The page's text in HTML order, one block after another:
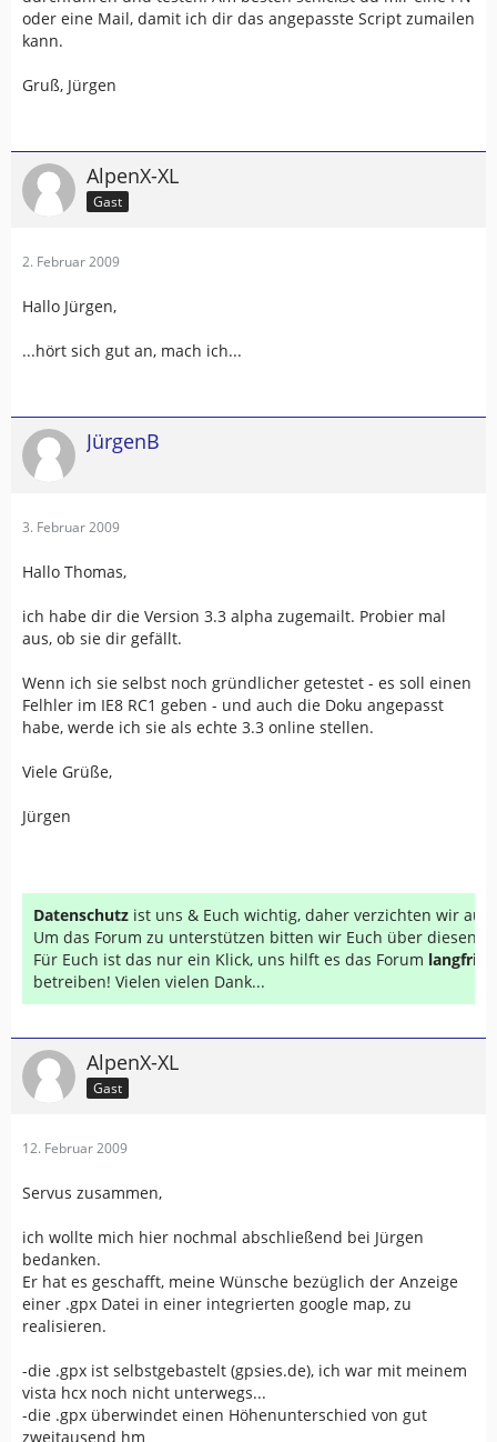
oder eine Mail, damit ich dir das angepasste Script zumailen
kann.
Gruß, Jürgen
AlpenX-XL
Gast
2. Februar 2009
Hallo Jürgen,
...hört sich gut an, mach ich...
JürgenB
3. Februar 2009
Hallo Thomas,
ich habe dir die Version 3.3 alpha zugemailt. Probier mal
aus, ob sie dir gefällt.
Wenn ich sie selbst noch gründlicher getestet - es soll einen
Felhler im IE8 RC1 geben - und auch die Doku angepasst
habe, werde ich sie als echte 3.3 online stellen.
Viele Grüße,
Jürgen
Datenschutz ist uns & Euch wichtig, daher verzichten wir auf
Um das Forum zu unterstützen bitten wir Euch über diesen
Für Euch ist das nur ein Klick, uns hilft es das Forum
betreiben! Vielen vielen Dank...
AlpenX-XL
Gast
12. Februar 2009
Servus zusammen,
ich wollte mich hier nochmal abschließend bei Jürgen
bedanken.
Er hat es geschafft, meine Wünsche bezüglich der Anzeige
einer .gpx Datei in einer integrierten google map, zu
realisieren.
-die .gpx ist selbstgebastelt (gpsies.de), ich war mit meinem
vista hcx noch nicht unterwegs...
-die .gpx überwindet einen Höhenunterschied von gut
zweitausend hm